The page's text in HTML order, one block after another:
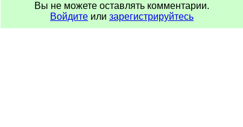
Вы не можете оставлять комментарии.
Войдите или зарегистрируйтесь